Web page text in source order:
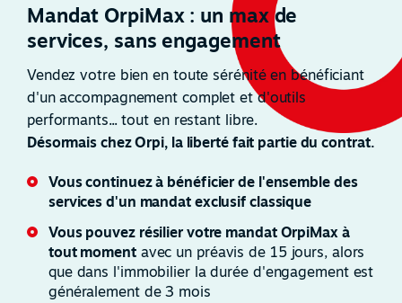
Mandat OrpiMax : un max de
services, sans engagement
Vendez votre bien en toute sérénité en bénéficiant
d'un accompagnement complet et d'outils
performants... tout en restant libre.
Désormais chez Orpi, la liberté fait partie du contrat.
Vous continuez à bénéficier de l'ensemble des
services d'un mandat exclusif classique
Vous pouvez résilier votre mandat OrpiMax à
tout momentavec un préavis de 15 jours, alors
que dans l'immobilier la durée d'engagement est
généralement de 3 mois